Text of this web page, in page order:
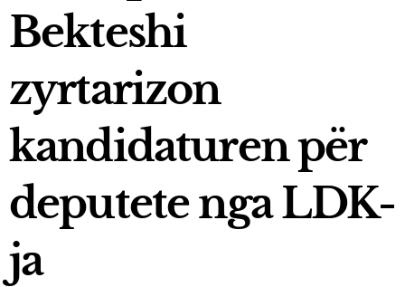
Abdixhiku nuk është kryeministër
December 26, 2024
Futbollistët e SC Gjilanit vizitojnë fëmijët me
nevoja të veçanta
Elisa Spiropali, ka uruar Krishtlindjet
Bekteshi
zyrtarizon
kandidaturen për
deputete nga LDK-
ja